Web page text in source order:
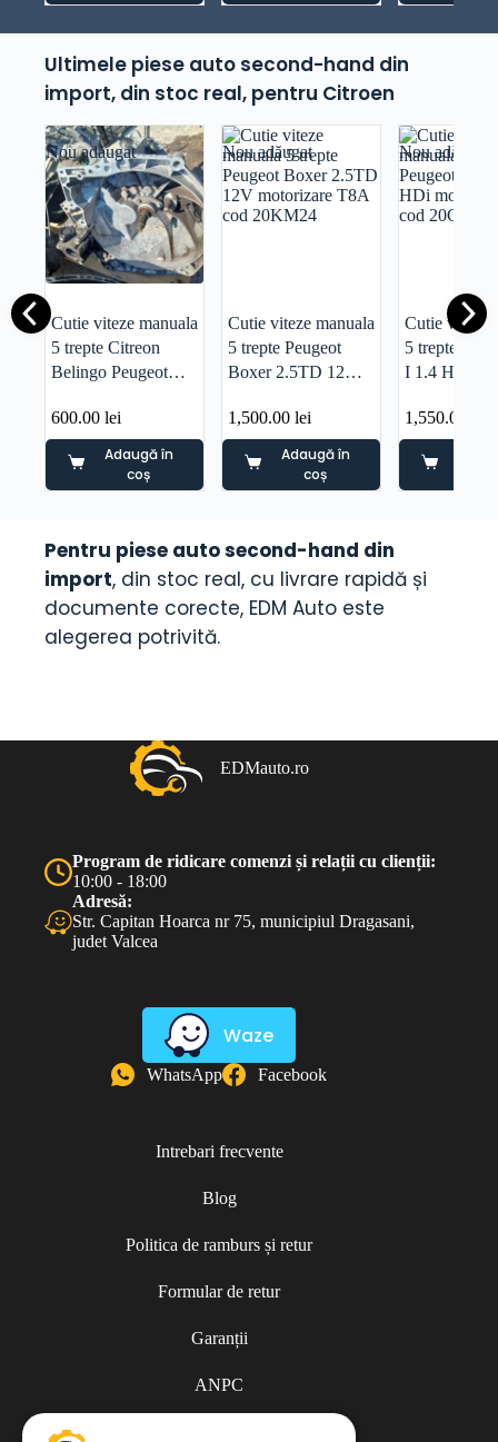
Ultimele piese auto second-hand din
import, din stoc real, pentru Citroen
Nou adăugat
Cutie viteze manuala
5 trepte Citreon
Belingo Peugeot
20DP33
600.00lei
Adaugă în
coș
Nou adăugat
Cutie viteze manuala
5 trepte Peugeot
Boxer 2.5TD 12V
20KM24
1,500.00lei
Adaugă în
coș
Nou adăugat
Cutie viteze
5 trepte
I 1.4 HDi
1,550.00
Pentru piese auto second-hand din
import, din stoc real, cu livrare rapidă și
documente corecte, EDM Auto este
alegerea potrivită.
EDMauto.ro
Program de ridicare comenzi și relații cu clienții:
10:00 - 18:00
Adresă:
Str. Capitan Hoarca nr 75, municipiul Dragasani,
judet Valcea
Waze
WhatsApp Facebook
Intrebari frecvente
Blog
Politica de ramburs și retur
Formular de retur
Garanții
ANPC